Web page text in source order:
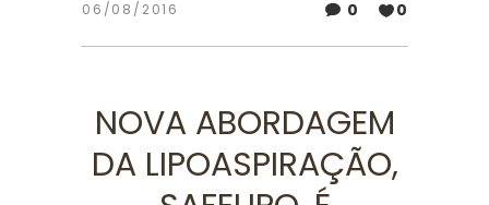
06/08/2016 0 0
NOVA ABORDAGEM
DA LIPOASPIRAÇÃO,